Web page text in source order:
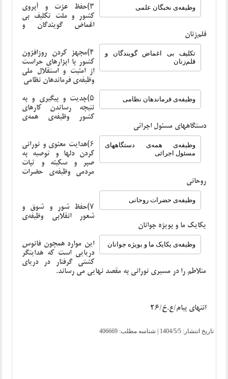
وظیفه‌ی نخبگان علمی ۳)حفظ عزت و آبروی
کشور و ملت تکلیف بی
اغماض گویندگان و
قلم‌زنان
تکلیف بی اغماض گویندگان و
قلم‌زنان
۴)مجهز کردن روزافزون
کشور با ابزارهای حراست
از امنیت و استقلال ملی
وظیفه‌ی فرماندهان نظامی
وظیفه‌ی فرماندهان نظامی ۵)جدیت و پیگیری و به
نتیجه رساندن کارهای
کشور وظیفه‌ی همه‌ی
دستگاههای مسئول اجرائی
وظیفه‌ی همه‌ی دستگاههای
مسئول اجرائی
۶)هدایت معنوی و نورانی‌
کردن دلها و توصیه به
صبر و سکینه و ثبات
مردمی وظیفه‌ی حضرات
روحانی
وظیفه‌ی حضرات روحانی
۷)حفظ شور و شوق و
شعور انقلابی وظیفه‌ی
یکایک ما و بویژه جوانان
وظیفه‌ی یکایک ما و بویژه جوانان این موارد همچون فانوس
دریایی است که هدایتگر
کشتی گرفتار در دریای
متلاطم را در مسیری نورانی به مقصد نهایی می رساند.
انتهای پیام/ع.خ/26
تاریخ انتشار: 1404/5/5 | شناسه مطلب: 406669